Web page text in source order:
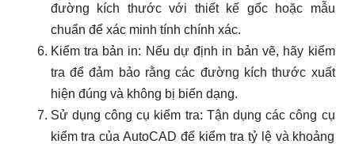
đường kích thước với thiết kế gốc hoặc mẫu
chuẩn để xác minh tính chính xác.
Kiểm tra bản in: Nếu dự định in bản vẽ, hãy kiểm
tra để đảm bảo rằng các đường kích thước xuất
hiện đúng và không bị biến dạng.
Sử dụng công cụ kiểm tra: Tận dụng các công cụ
kiểm tra của AutoCAD để kiểm tra tỷ lệ và khoảng